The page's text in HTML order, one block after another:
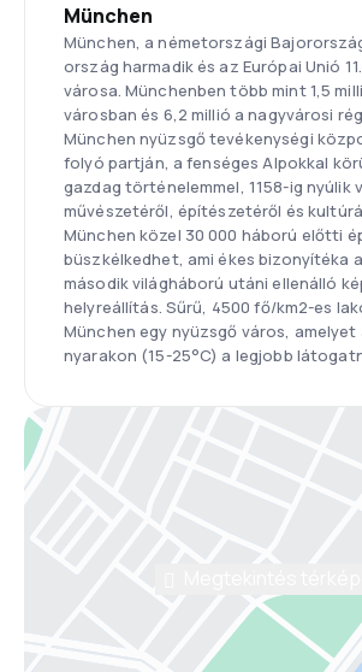
München
München, a németországi
ország harmadik és az Európai Unió
városa. Münchenben több mint 1,5
városban és 6,2 millió a nagyvárosi
München nyüzsgő tevékenységi
folyó partján, a fenséges Alpokkal
gazdag történelemmel, 1158-ig nyúlik
művészetéről, építészetéről és
München közel 30 000 háború előtti
büszkélkedhet, ami ékes bizonyítéka
második világháború utáni ellenálló
helyreállítás. Sűrű, 4500 fő/km2-es
München egy nyüzsgő város, amelyet
nyarakon (15-25°C) a legjobb